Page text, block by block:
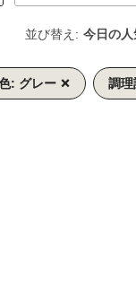
並び替え: 今日の人
: グレー 調